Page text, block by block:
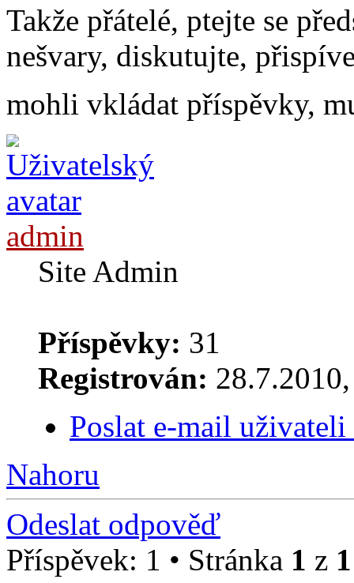
Takže přátelé, ptejte se
nešvary, diskutujte,
mohli vkládat příspěvky,
admin
Site Admin
Příspěvky: 31
Registrován:
Poslat e-mail
Nahoru
Odeslat odpověď
Příspěvek: 1 • Stránka 1 z 1